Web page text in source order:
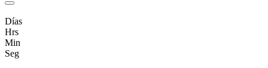
Días
Hrs
Min
Seg